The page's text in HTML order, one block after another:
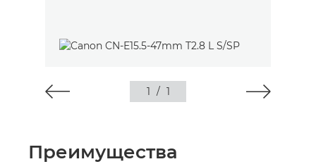
1 / 1
Преимущества